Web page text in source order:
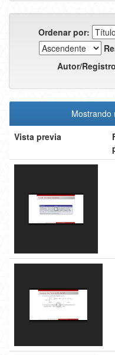
Ordenar por:
Autor/
Mostrando
Vista previa